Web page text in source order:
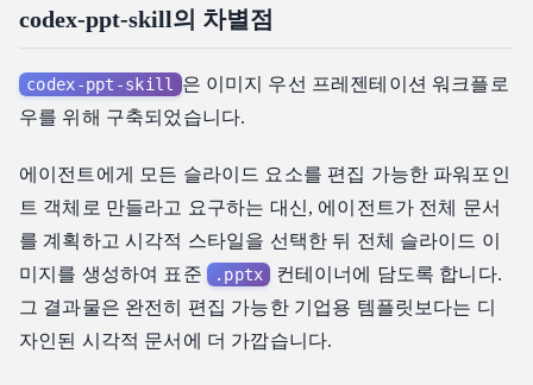
codex-ppt-skill의 차별점
codex-ppt-skill 은 이미지 우선 프레젠테이션 워크플로
우를 위해 구축되었습니다.
에이전트에게 모든 슬라이드 요소를 편집 가능한 파워포인
트 객체로 만들라고 요구하는 대신, 에이전트가 전체 문서
를 계획하고 시각적 스타일을 선택한 뒤 전체 슬라이드 이
미지를 생성하여 표준
.pptx
컨테이너에 담도록 합니다.
그 결과물은 완전히 편집 가능한 기업용 템플릿보다는 디
자인된 시각적 문서에 더 가깝습니다.